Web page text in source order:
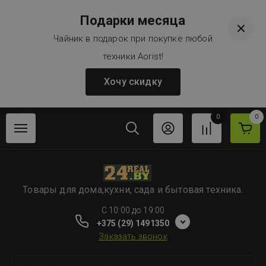
Подарки месяца
Чайник в подарок при покупке любой
техники Aorist!
Хочу скидку
0
0
Товары для дома,кухни, сада и бытовая техника.
C 10:00 до 19:00
+375 (29) 1491350
Заказать звонок